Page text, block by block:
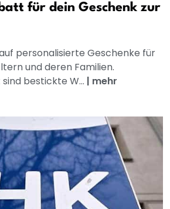
für dein Geschenk zur
personalisierte Geschenke für
und deren Familien.
bestickte W... | mehr